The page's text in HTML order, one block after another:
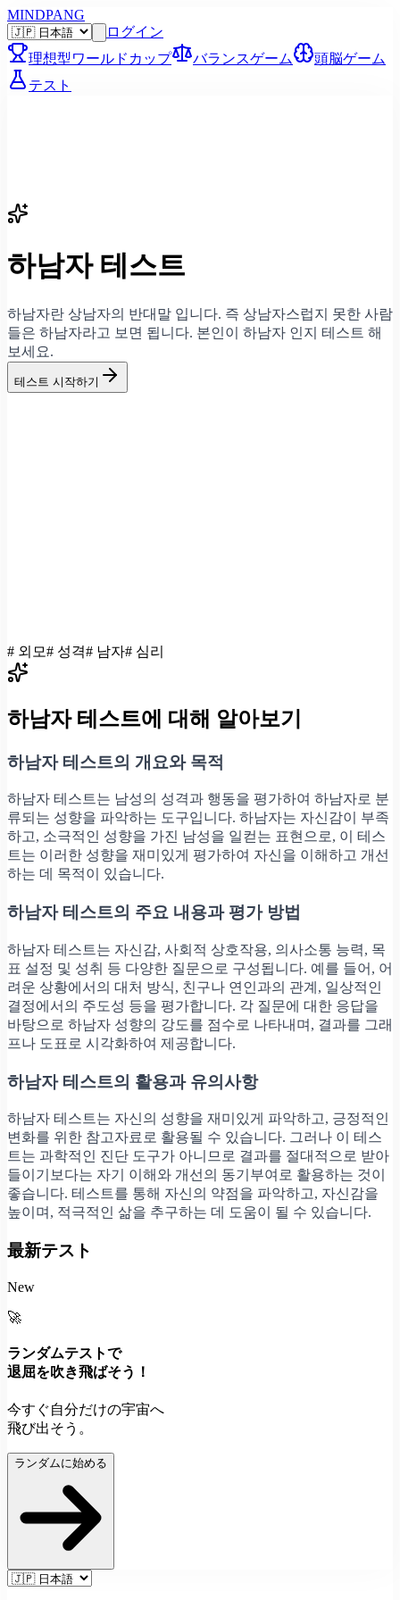
MINDPANG
ログイン
理想型ワールドカップ
バランスゲーム
頭脳ゲーム
テスト
하남자 테스트
하남자란 상남자의 반대말 입니다. 즉 상남자스럽지 못한 사람
들은 하남자라고 보면 됩니다. 본인이 하남자 인지 테스트 해
보세요.
테스트 시작하기
# 외모# 성격# 남자# 심리
하남자 테스트에 대해 알아보기
하남자 테스트의 개요와 목적
하남자 테스트는 남성의 성격과 행동을 평가하여 하남자로 분
류되는 성향을 파악하는 도구입니다. 하남자는 자신감이 부족
하고, 소극적인 성향을 가진 남성을 일컫는 표현으로, 이 테스
트는 이러한 성향을 재미있게 평가하여 자신을 이해하고 개선
하는 데 목적이 있습니다.
하남자 테스트의 주요 내용과 평가 방법
하남자 테스트는 자신감, 사회적 상호작용, 의사소통 능력, 목
표 설정 및 성취 등 다양한 질문으로 구성됩니다. 예를 들어, 어
려운 상황에서의 대처 방식, 친구나 연인과의 관계, 일상적인
결정에서의 주도성 등을 평가합니다. 각 질문에 대한 응답을
바탕으로 하남자 성향의 강도를 점수로 나타내며, 결과를 그래
프나 도표로 시각화하여 제공합니다.
하남자 테스트의 활용과 유의사항
하남자 테스트는 자신의 성향을 재미있게 파악하고, 긍정적인
변화를 위한 참고자료로 활용될 수 있습니다. 그러나 이 테스
트는 과학적인 진단 도구가 아니므로 결과를 절대적으로 받아
들이기보다는 자기 이해와 개선의 동기부여로 활용하는 것이
좋습니다. 테스트를 통해 자신의 약점을 파악하고, 자신감을
높이며, 적극적인 삶을 추구하는 데 도움이 될 수 있습니다.
最新テスト
New
🚀
ランダムテストで
退屈を吹き飛ばそう！
今すぐ自分だけの宇宙へ
飛び出そう。
ランダムに始める